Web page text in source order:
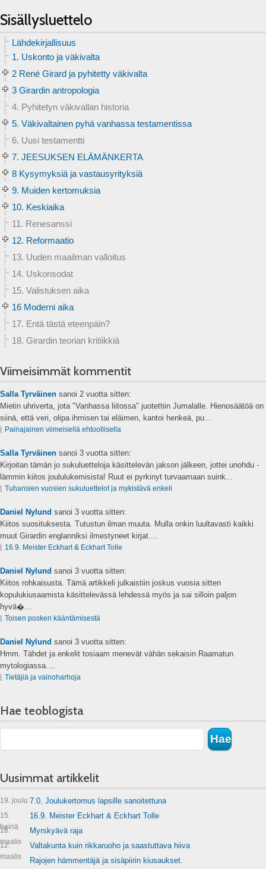
Sisällysluettelo
Lähdekirjallisuus
1. Uskonto ja väkivalta
2 René Girard ja pyhitetty väkivalta
3 Girardin antropologia
4. Pyhitetyn väkivallan historia
5. Väkivaltainen pyhä vanhassa testamentissa
6. Uusi testamentti
7. JEESUKSEN ELÄMÄNKERTA
8 Kysymyksiä ja vastausyrityksiä
9. Muiden kertomuksia
10. Keskiaika
11. Renesanssi
12. Reformaatio
13. Uuden maailman valloitus
14. Uskonsodat
15. Valistuksen aika
16 Moderni aika
17. Entä tästä eteenpäin?
18. Girardin teorian kritiikkiä
Viimeisimmät kommentit
Salla Tyrväinen sanoi 2 vuotta sitten:
Mietin uhriverta, jota "Vanhassa liitossa" juotettiin Jumalalle. Hienosäätöä on
siinä, että veri, olipa ihmisen tai eläimen, kantoi henkeä, pu...
Painajainen viimeisellä ehtoollisella
Salla Tyrväinen sanoi 3 vuotta sitten:
Kirjoitan tämän jo sukuluetteloja käsittelevän jakson jälkeen, jottei unohdu -
lämmin kiitos joululukemisista! Ruut ei pyrkinyt turvaamaan suink...
Tuhansien vuosien sukuluettelot ja mykistävä enkeli
Daniel Nylund sanoi 3 vuotta sitten:
Kiitos suosituksesta. Tutustun ilman muuta. Mulla onkin luultavasti kaikki
muut Girardin englanniksi ilmestyneet kirjat....
16.9. Meister Eckhart & Eckhart Tolle
Daniel Nylund sanoi 3 vuotta sitten:
Kiitos rohkaisusta. Tämä artikkeli julkaistiin joskus vuosia sitten
kopulukiusaamista käsittelevässä lehdessä myös ja sai silloin paljon
hyvä�...
Toisen posken kääntämisestä
Daniel Nylund sanoi 3 vuotta sitten:
Hmm. Tähdet ja enkelit tosiaam menevät vähän sekaisin Raamatun
mytologiassa....
Tietäjiä ja vainoharhoja
Hae teoblogista
Uusimmat artikkelit
19. joulu 7.0. Joulukertomus lapsille sanoitettuna
15.
heinä
16.9. Meister Eckhart & Eckhart Tolle
16.
maalis
Myrskyävä raja
12.
maalis
Valtakunta kuin rikkaruoho ja saastuttava hiiva
Rajojen hämmentäjä ja sisäpiirin kiusaukset.